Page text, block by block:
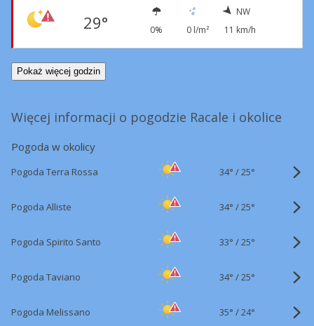
29° 0% 0 l/m²
NW
11 km/h
Pokaż więcej godzin
Więcej informacji o pogodzie Racale i okolice
Pogoda w okolicy
Pogoda Terra Rossa 34° /25°
Pogoda Alliste 34° /25°
Pogoda Spirito Santo 33° /25°
Pogoda Taviano 34° /25°
Pogoda Melissano 35° /24°